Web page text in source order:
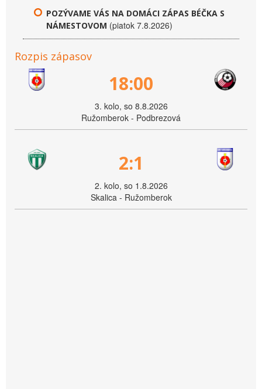
POZÝVAME VÁS NA DOMÁCI ZÁPAS BÉČKA S
NÁMESTOVOM (piatok 7.8.2026)
Rozpis zápasov
18:00
3. kolo, so 8.8.2026
Ružomberok - Podbrezová
2:1
2. kolo, so 1.8.2026
Skalica - Ružomberok